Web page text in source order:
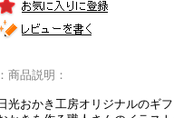
：商品説明：
日光おかき工房オリジナルのギ